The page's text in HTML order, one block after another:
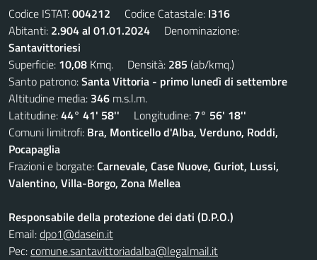
Codice ISTAT:004212 Codice Catastale: I316
Abitanti: 2.904 al 01.01.2024 Denominazione:
Santavittoriesi
Superficie: 10,08 Kmq. Densità: 285 (ab/kmq.)
Santo patrono:Santa Vittoria - primo lunedì di settembre
Altitudine media: 346 m.s.l.m.
Latitudine:44° 41' 58'' Longitudine: 7° 56' 18''
Comuni limitrofi: Bra, Monticello d'Alba, Verduno, Roddi,
Pocapaglia
Frazioni e borgate:Carnevale, Case Nuove, Guriot, Lussi,
Valentino, Villa-Borgo, Zona Mellea
Responsabile della protezione dei dati (D.P.O.)
Email:dpo1@dasein.it
Pec:comune.santavittoriadalba@legalmail.it